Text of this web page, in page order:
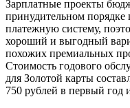
Зарплатные проекты
принудительном
платежную систему,
хороший и выгодный
похожих премиальных
Стоимость годового
для Золотой карты
750 рублей в первый год